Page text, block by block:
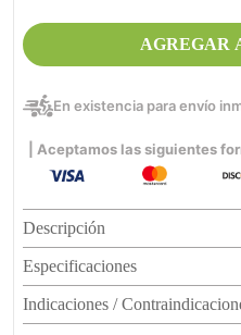
AGREGAR
En existencia para envío
| Aceptamos las siguientes
Descripción
Especificaciones
Indicaciones /